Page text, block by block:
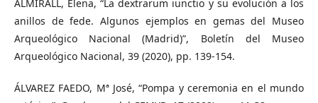
ALMIRALL, Elena, “La dextrarum iunctio y su evolución a los
anillos de fede. Algunos ejemplos en gemas del Museo
Arqueológico Nacional (Madrid)”, Boletín del Museo
Arqueológico Nacional, 39 (2020), pp. 139-154.
ÁLVAREZ FAEDO, Mª José, “Pompa y ceremonia en el mundo